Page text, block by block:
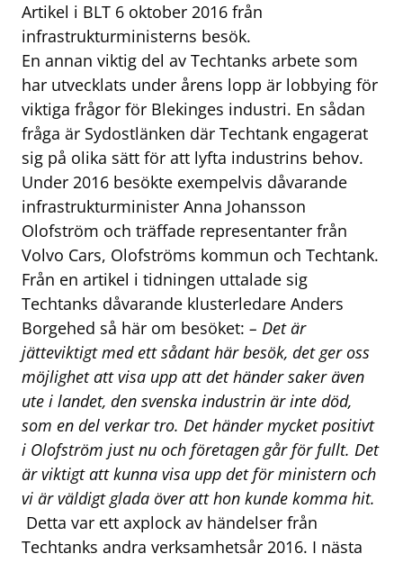
Artikel i BLT 6 oktober 2016 från
infrastrukturministerns besök.
En annan viktig del av Techtanks arbete som
har utvecklats under årens lopp är lobbying för
viktiga frågor för Blekinges industri. En sådan
fråga är Sydostlänken där Techtank engagerat
sig på olika sätt för att lyfta industrins behov.
Under 2016 besökte exempelvis dåvarande
infrastrukturminister Anna Johansson
Olofström och träffade representanter från
Volvo Cars, Olofströms kommun och Techtank.
Från en artikel i tidningen uttalade sig
Techtanks dåvarande klusterledare Anders
Borgehed så här om besöket: – Det är
jätteviktigt med ett sådant här besök, det ger oss
möjlighet att visa upp att det händer saker även
ute i landet, den svenska industrin är inte död,
som en del verkar tro. Det händer mycket positivt
i Olofström just nu och företagen går för fullt. Det
är viktigt att kunna visa upp det för ministern och
vi är väldigt glada över att hon kunde komma hit.
Detta var ett axplock av händelser från
Techtanks andra verksamhetsår 2016. I nästa